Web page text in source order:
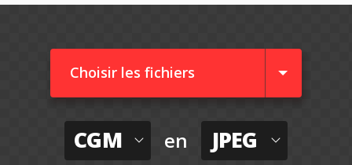
Choisir les fichiers
CGM en JPEG